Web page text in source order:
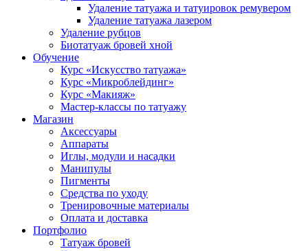
Удаление татуажа и татуировок ремувером
Удаление татуажа лазером
Удаление рубцов
Биотатуаж бровей хной
Обучение
Курс «Искусство татуажа»
Курс «Микроблейдинг»
Курс «Макияж»
Мастер-классы по татуажу
Магазин
Аксессуары
Аппараты
Иглы, модули и насадки
Манипулы
Пигменты
Средства по уходу
Тренировочные материалы
Оплата и доставка
Портфолио
Татуаж бровей